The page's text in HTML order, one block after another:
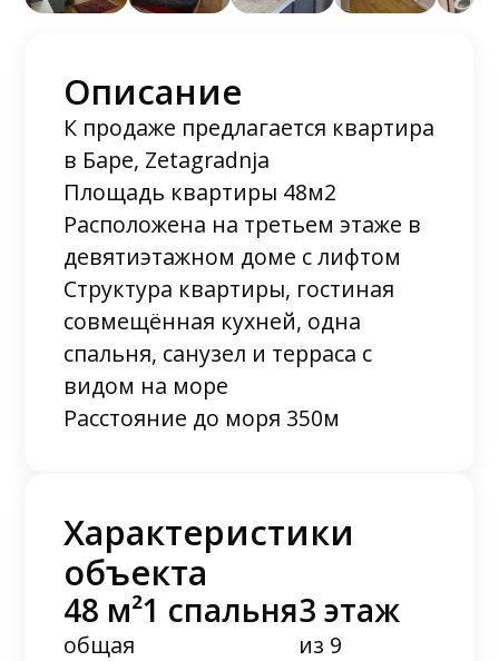
Описание
К продаже предлагается квартира
в Баре, Zetagradnja
Площадь квартиры 48м2
Расположена на третьем этаже в
девятиэтажном доме с лифтом
Структура квартиры, гостиная
совмещённая кухней, одна
спальня, санузел и терраса с
видом на море
Расстояние до моря 350м
Характеристики
объекта
48 м²
общая
1 спальня3 этаж
из 9